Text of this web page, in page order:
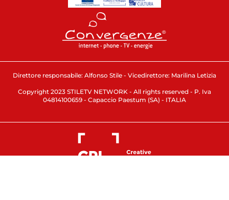
Direttore responsabile: Alfonso Stile - Vicedirettore: Marilina Letizia
Copyright 2023 STILETV NETWORK - All rights reserved - P. Iva
04814100659 - Capaccio Paestum (SA) - ITALIA